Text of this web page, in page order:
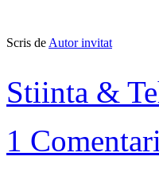
Scris de Autor invitat
Stiinta &
1